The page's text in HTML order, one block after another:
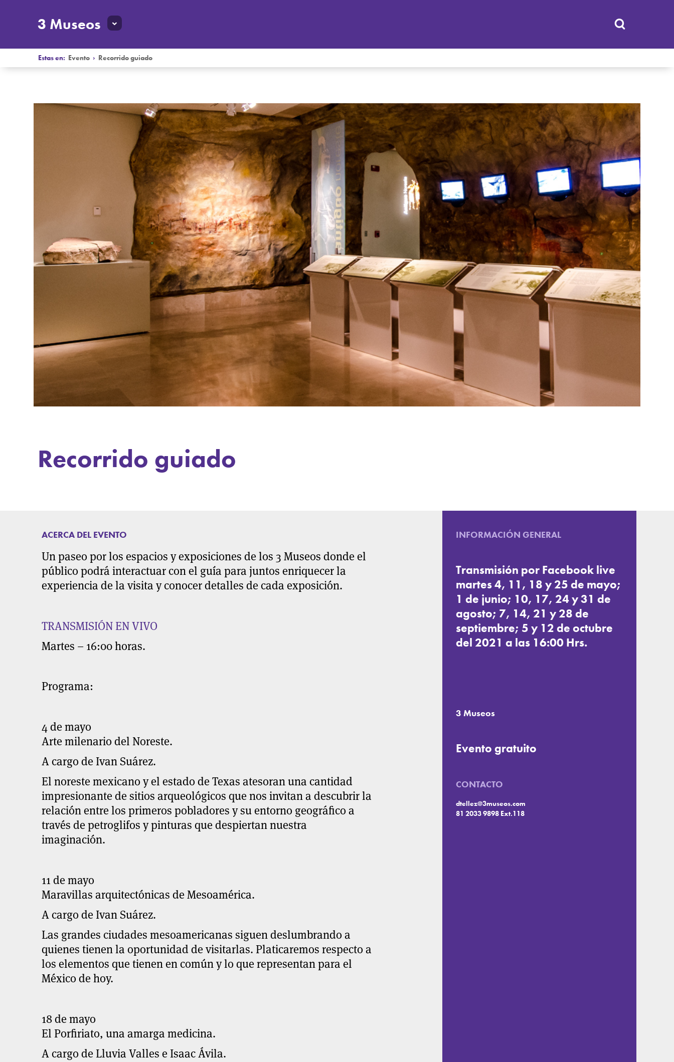
3 Museos
Estas en: Evento › Recorrido guiado
Recorrido guiado
ACERCA DEL EVENTO
Un paseo por los espacios y exposiciones de los 3 Museos donde el
público podrá interactuar con el guía para juntos enriquecer la
experiencia de la visita y conocer detalles de cada exposición.
TRANSMISIÓN EN VIVO
Martes – 16:00 horas.
Programa:
4 de mayo
Arte milenario del Noreste.
A cargo de Ivan Suárez.
El noreste mexicano y el estado de Texas atesoran una cantidad
impresionante de sitios arqueológicos que nos invitan a descubrir la
relación entre los primeros pobladores y su entorno geográfico a
través de petroglifos y pinturas que despiertan nuestra
imaginación.
11 de mayo
Maravillas arquitectónicas de Mesoamérica.
A cargo de Ivan Suárez.
Las grandes ciudades mesoamericanas siguen deslumbrando a
quienes tienen la oportunidad de visitarlas. Platicaremos respecto a
los elementos que tienen en común y lo que representan para el
México de hoy.
18 de mayo
El Porfiriato, una amarga medicina.
A cargo de Lluvia Valles e Isaac Ávila.
INFORMACIÓN GENERAL
Transmisión por Facebook live
martes 4, 11, 18 y 25 de mayo;
1 de junio; 10, 17, 24 y 31 de
agosto; 7, 14, 21 y 28 de
septiembre; 5 y 12 de octubre
del 2021 a las 16:00 Hrs.
3 Museos
Evento gratuito
CONTACTO
dtellez@3museos.com
81 2033 9898 Ext.118